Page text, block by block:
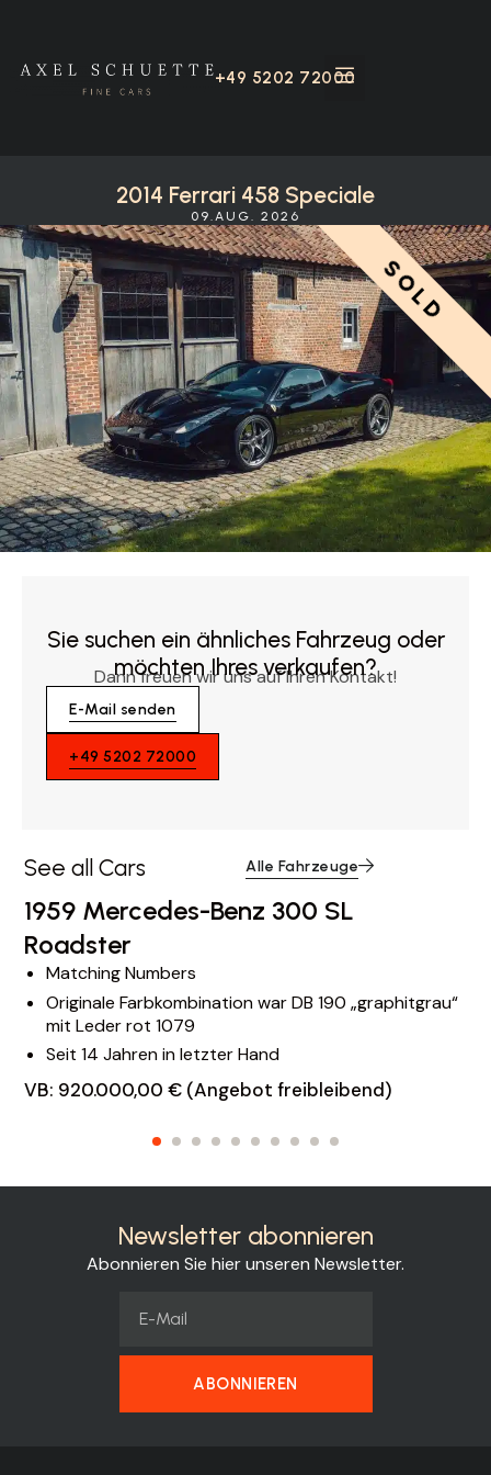
+49 5202 72000
2014 Ferrari 458 Speciale
09.AUG. 2026
Sie suchen ein ähnliches Fahrzeug oder
möchten Ihres verkaufen?
Dann freuen wir uns auf Ihren Kontakt!
E-Mail senden
+49 5202 72000
See all Cars Alle Fahrzeuge
1959 Mercedes-Benz 300 SL
Roadster
Matching Numbers
Originale Farbkombination war DB 190 „graphitgrau“
mit Leder rot 1079
Seit 14 Jahren in letzter Hand
VB: 920.000,00 € (Angebot freibleibend)
Newsletter abonnieren
Abonnieren Sie hier unseren Newsletter.
ABONNIEREN